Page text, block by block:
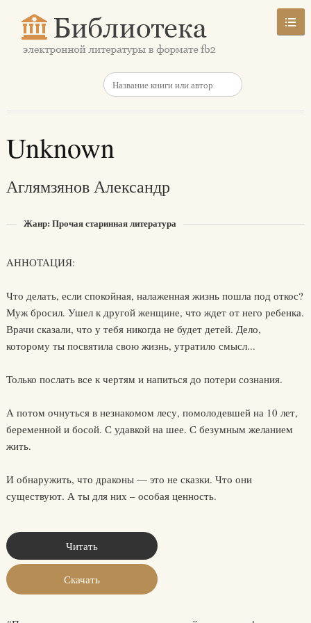
Unknown
Аглямзянов Александр
Жанр: Прочая старинная литература
АННОТАЦИЯ:
Что делать, если спокойная, налаженная жизнь пошла под откос?
Муж бросил. Ушел к другой женщине, что ждет от него ребенка.
Врачи сказали, что у тебя никогда не будет детей. Дело,
которому ты посвятила свою жизнь, утратило смысл...
Только послать все к чертям и напиться до потери сознания.
А потом очнуться в незнакомом лесу, помолодевшей на 10 лет,
беременной и босой. С удавкой на шее. С безумным желанием
жить.
И обнаружить, что драконы — это не сказки. Что они
существуют. А ты для них – особая ценность.
Читать
Скачать